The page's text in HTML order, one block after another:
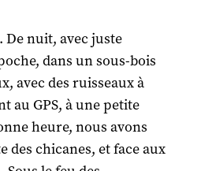
De nuit, avec juste
dans un sous-bois
avec des ruisseaux à
au GPS, à une petite
heure, nous avons
des chicanes, et face aux